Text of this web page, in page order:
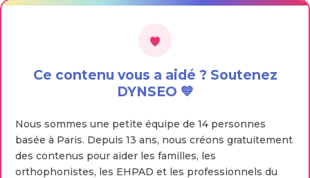
Ce contenu vous a aidé ? Soutenez
DYNSEO 💙
Nous sommes une petite équipe de 14 personnes
basée à Paris. Depuis 13 ans, nous créons gratuitement
des contenus pour aider les familles, les
orthophonistes, les EHPAD et les professionnels du